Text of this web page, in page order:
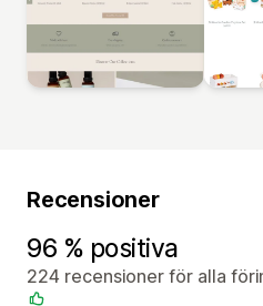
Recensioner
96 % positiva
224 recensioner för alla